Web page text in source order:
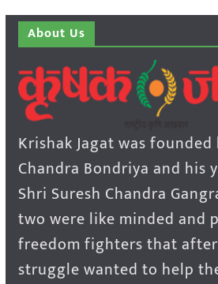
About Us
Krishak Jagat was
Chandra Bondriya and his
Shri Suresh Chandra
two were like minded and
freedom fighters that
struggle wanted to help